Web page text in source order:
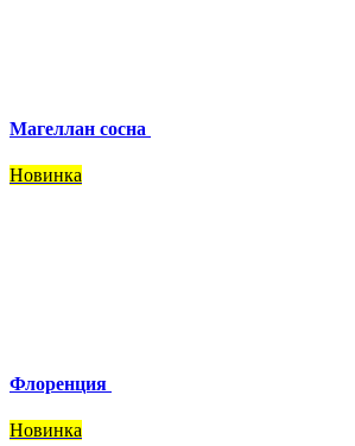
Магеллан сосна
Новинка
Флоренция
Новинка